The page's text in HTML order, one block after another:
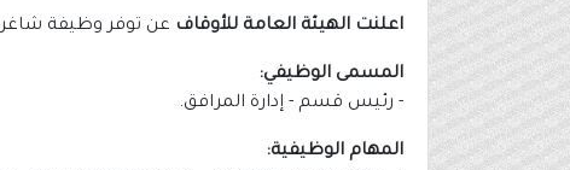
اعلنت الهيئة العامة للأوقاف عن توفر وظيفة
المسمى الوظيفي:
- رئيس قسم - إدارة المرافق.
المهام الوظيفية: